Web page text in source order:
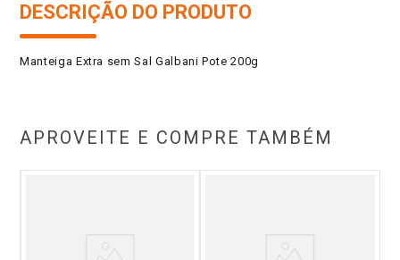
DESCRIÇÃO DO PRODUTO
Manteiga Extra sem Sal Galbani Pote 200g
APROVEITE E COMPRE TAMBÉM